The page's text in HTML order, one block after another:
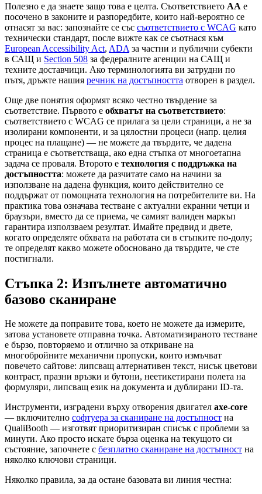
Полезно е да знаете защо това е целта. Съответствието AA е
посочено в законите и разпоредбите, които най-вероятно се
отнасят за вас: запознайте се със съответствието с WCAG като
технически стандарт, после вижте как се съотнася към
European Accessibility Act, ADA за частни и публични субекти
в САЩ и Section 508 за федералните агенции на САЩ и
техните доставчици. Ако терминологията ви затрудни по
пътя, дръжте нашия речник на достъпността отворен в раздел.
Още две понятия оформят всяко честно твърдение за
съответствие. Първото е обхватът на съответствието:
съответствието с WCAG се прилага за цели страници, а не за
изолирани компоненти, и за цялостни процеси (напр. целия
процес на плащане) — не можете да твърдите, че дадена
страница е съответстваща, ако една стъпка от многоетапна
задача се проваля. Второто е технология с поддръжка на
достъпността: можете да разчитате само на начини за
използване на дадена функция, които действително се
поддържат от помощната технология на потребителите ви. На
практика това означава тестване с актуални екранни четци и
браузъри, вместо да се приема, че самият валиден маркъп
гарантира използваем резултат. Имайте предвид и двете,
когато определяте обхвата на работата си в стъпките по-долу;
те определят какво можете обосновано да твърдите, че сте
постигнали.
Стъпка 2: Изпълнете автоматично
базово сканиране
Не можете да поправите това, което не можете да измерите,
затова установете отправна точка. Автоматизираното тестване
е бързо, повторяемо и отлично за откриване на
многобройните механични пропуски, които измъчват
повечето сайтове: липсващ алтернативен текст, нисък цветови
контраст, празни връзки и бутони, неетикетирани полета на
формуляри, липсващ език на документа и дублирани ID-та.
Инструменти, изградени върху отворения двигател axe-core
— включително софтуера за сканиране на достъпност на
QualiBooth — изготвят приоритизиран списък с проблеми за
минути. Ако просто искате бърза оценка на текущото си
състояние, започнете с безплатно сканиране на достъпност на
няколко ключови страници.
Няколко правила, за да остане базовата ви линия честна: